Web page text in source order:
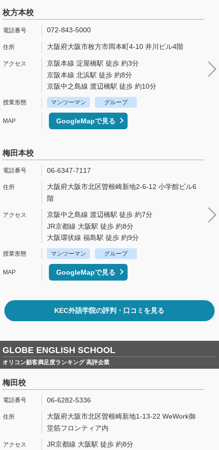
枚方本校
072-843-5000
大阪府大阪市枚方市岡本町4-10 井川ビル4階
京阪本線 淀屋橋駅 徒歩 約3分
京阪本線 北浜駅 徒歩 約8分
京阪中之島線 渡辺橋駅 徒歩 約10分
マンツーマン グループ
GoogleMapで見る
梅田本校
06-6347-7117
大阪府大阪市北区曽根崎新地2-6-12 小学館ビル6
階
京阪中之島線 渡辺橋駅 徒歩 約7分
JR京都線 大阪駅 徒歩 約8分
大阪環状線 福島駅 徒歩 約9分
マンツーマン グループ
GoogleMapで見る
KEC外語学院の評判・口コミを見る
GLOBE ENGLISH SCHOOL
オリコン顧客満足度ランキング 高評企業
梅田校
06-6282-5336
大阪府大阪市北区曽根崎新地1-13-22 WeWork御
堂筋フロンティア内
JR京都線 大阪駅 徒歩 約8分